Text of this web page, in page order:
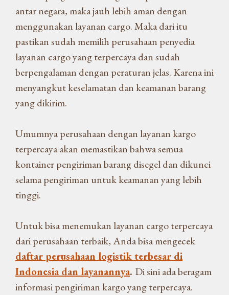
antar negara, maka jauh lebih aman dengan
menggunakan layanan cargo. Maka dari itu
pastikan sudah memilih perusahaan penyedia
layanan cargo yang terpercaya dan sudah
berpengalaman dengan peraturan jelas. Karena ini
menyangkut keselamatan dan keamanan barang
yang dikirim.
Umumnya perusahaan dengan layanan kargo
terpercaya akan memastikan bahwa semua
kontainer pengiriman barang disegel dan dikunci
selama pengiriman untuk keamanan yang lebih
tinggi.
Untuk bisa menemukan layanan cargo terpercaya
dari perusahaan terbaik, Anda bisa mengecek
daftar perusahaan logistik terbesar di
Indonesia dan layanannya. Di sini ada beragam
informasi pengiriman kargo yang terpercaya.